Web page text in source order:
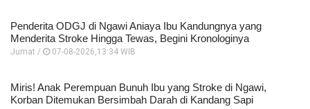
Penderita ODGJ di Ngawi Aniaya Ibu Kandungnya yang
Menderita Stroke Hingga Tewas, Begini Kronologinya
Jumat / 07-08-2026,13:34 WIB
Miris! Anak Perempuan Bunuh Ibu yang Stroke di Ngawi,
Korban Ditemukan Bersimbah Darah di Kandang Sapi